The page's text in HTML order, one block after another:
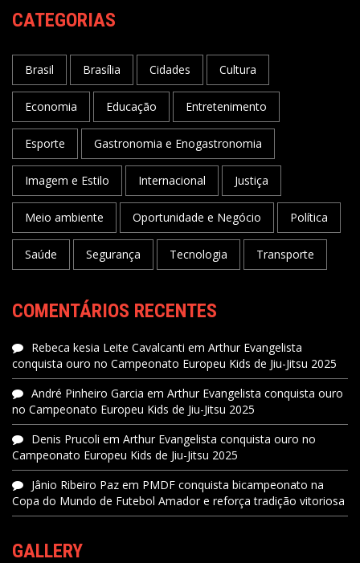
CATEGORIAS
Brasil Brasília Cidades Cultura
Economia Educação Entretenimento
Esporte Gastronomia e Enogastronomia
Imagem e Estilo Internacional Justiça
Meio ambiente Oportunidade e Negócio Política
Saúde Segurança Tecnologia Transporte
COMENTÁRIOS RECENTES
Rebeca kesia Leite Cavalcanti em Arthur Evangelista
conquista ouro no Campeonato Europeu Kids de Jiu-Jitsu 2025
André Pinheiro Garcia em Arthur Evangelista conquista ouro
no Campeonato Europeu Kids de Jiu-Jitsu 2025
Denis Prucoli em Arthur Evangelista conquista ouro no
Campeonato Europeu Kids de Jiu-Jitsu 2025
Jânio Ribeiro Paz em PMDF conquista bicampeonato na
Copa do Mundo de Futebol Amador e reforça tradição vitoriosa
GALLERY